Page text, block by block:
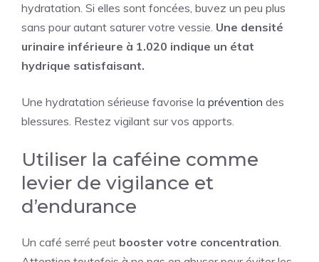
hydratation. Si elles sont foncées, buvez un peu plus
sans pour autant saturer votre vessie. Une densité
urinaire inférieure à 1.020 indique un état
hydrique satisfaisant.
Une hydratation sérieuse favorise la prévention des
blessures. Restez vigilant sur vos apports.
Utiliser la caféine comme
levier de vigilance et
d’endurance
Un café serré peut booster votre concentration.